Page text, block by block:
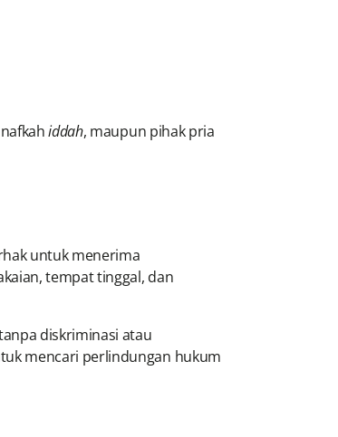
iddah, maupun pihak pria
untuk menerima
tempat tinggal, dan
diskriminasi atau
mencari perlindungan hukum